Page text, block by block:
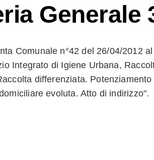
Generale
Comunale n°42 del 26/04/2012
Integrato di Igiene Urbana,
differenziata. Potenziamento
evoluta. Atto di indirizzo".